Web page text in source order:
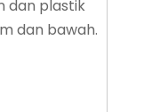
dan plastik
dan bawah.